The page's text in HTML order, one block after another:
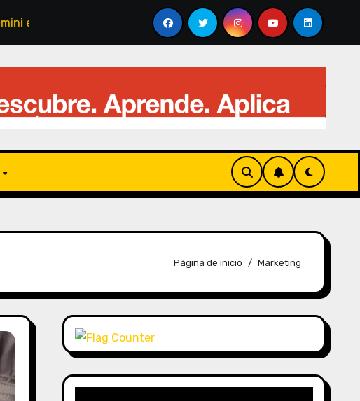
el análisis visual Qué es el “Thinking” de ChatGPT
Página de inicio Marketing